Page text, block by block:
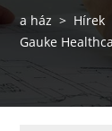
a ház > Hírek
Gauke